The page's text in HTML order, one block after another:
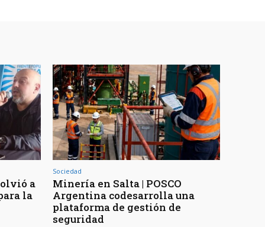
a
la
Sociedad
Minería en Salta | POSCO
Argentina codesarrolla una
plataforma de gestión de
seguridad